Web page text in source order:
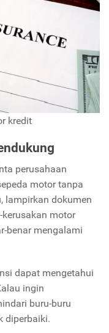
kredit
perusahaan
motor tanpa
lampirkan dokumen
motor
benar mengalami
dapat mengetahui
ingin
buru-buru
diperbaiki.